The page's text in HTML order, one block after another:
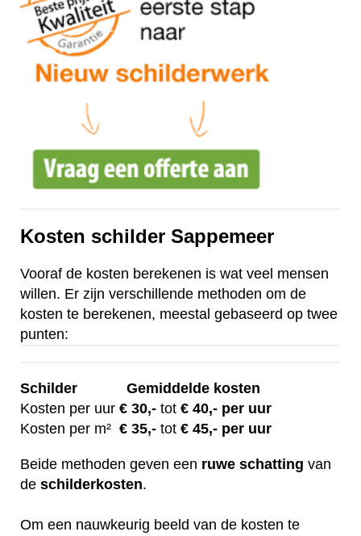
Kosten schilder Sappemeer
Vooraf de kosten berekenen is wat veel mensen
willen. Er zijn verschillende methoden om de
kosten te berekenen, meestal gebaseerd op twee
punten:
Schilder
Gemiddelde kosten
Kosten per uur € 30,- tot € 40,- per uur
Kosten per m² € 35,- tot € 45,- per uur
Beide methoden geven een ruwe schatting van
de schilderkosten.
Om een nauwkeurig beeld van de kosten te